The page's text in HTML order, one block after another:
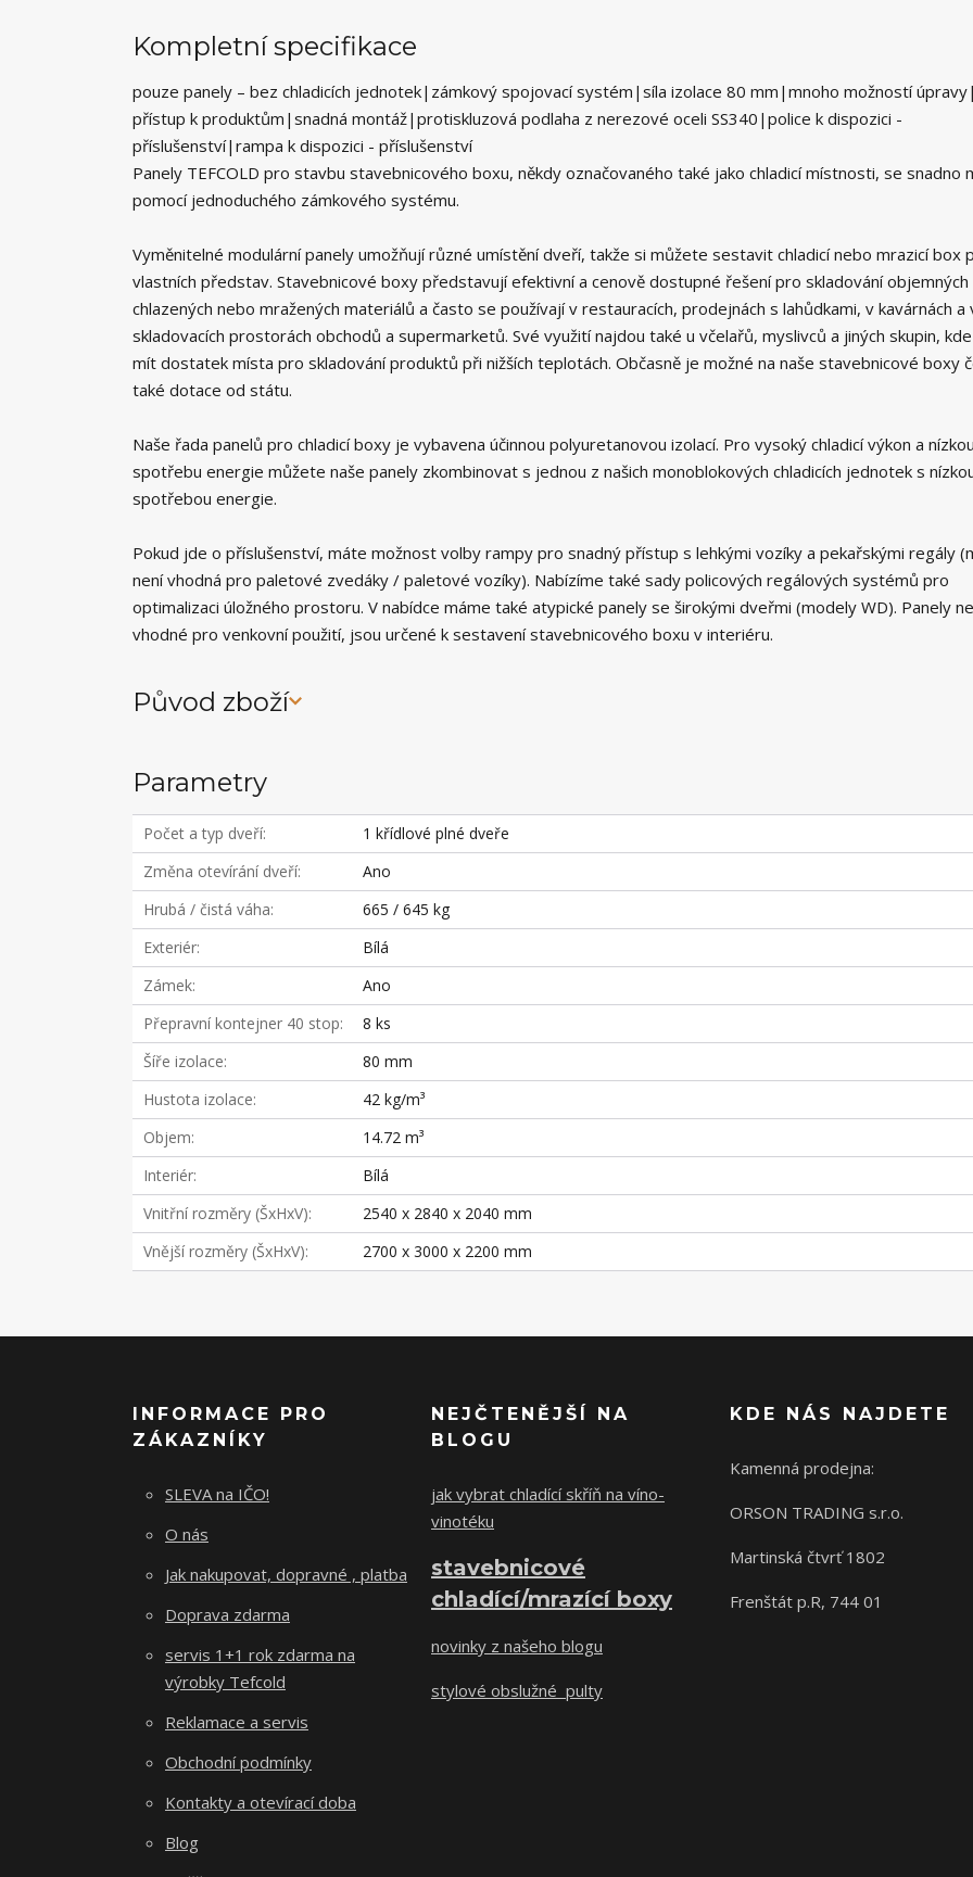
Kompletní specifikace
pouze panely – bez chladicích jednotek|zámkový spojovací systém|síla izolace 80 mm|mnoho možností
přístup k produktům|snadná montáž|protiskluzová podlaha z nerezové oceli SS340|police k dispozici -
příslušenství|rampa k dispozici - příslušenství
Panely TEFCOLD pro stavbu stavebnicového boxu, někdy označovaného také jako chladicí místnosti, se snadno
pomocí jednoduchého zámkového systému.
Vyměnitelné modulární panely umožňují různé umístění dveří, takže si můžete sestavit chladicí nebo mrazicí box
vlastních představ. Stavebnicové boxy představují efektivní a cenově dostupné řešení pro skladování objemných
chlazených nebo mražených materiálů a často se používají v restauracích, prodejnách s lahůdkami, v kavárnách a
skladovacích prostorách obchodů a supermarketů. Své využití najdou také u včelařů, myslivců a jiných skupin,
mít dostatek místa pro skladování produktů při nižších teplotách. Občasně je možné na naše stavebnicové boxy
také dotace od státu.
Naše řada panelů pro chladicí boxy je vybavena účinnou polyuretanovou izolací. Pro vysoký chladicí výkon a nízkou
spotřebu energie můžete naše panely zkombinovat s jednou z našich monoblokových chladicích jednotek s
spotřebou energie.
Pokud jde o příslušenství, máte možnost volby rampy pro snadný přístup s lehkými vozíky a pekařskými regály
není vhodná pro paletové zvedáky / paletové vozíky). Nabízíme také sady policových regálových systémů pro
optimalizaci úložného prostoru. V nabídce máme také atypické panely se širokými dveřmi (modely WD). Panely
vhodné pro venkovní použití, jsou určené k sestavení stavebnicového boxu v interiéru.
Původ zboží
Parametry
Počet a typ dveří
1 křídlové plné dveře
Změna otevírání dveří
Ano
Hrubá / čistá váha
665 / 645 kg
Exteriér
Bílá
Zámek
Ano
Přepravní kontejner 40 stop
8 ks
Šíře izolace
80 mm
Hustota izolace
42 kg/m³
Objem
14.72 m³
Interiér
Bílá
Vnitřní rozměry (ŠxHxV)
2540 x 2840 x 2040 mm
Vnější rozměry (ŠxHxV)
2700 x 3000 x 2200 mm
INFORMACE PRO
ZÁKAZNÍKY
SLEVA na IČO!
O nás
Jak nakupovat, dopravné , platba
Doprava zdarma
servis 1+1 rok zdarma na
výrobky Tefcold
Reklamace a servis
Obchodní podmínky
Kontakty a otevírací doba
Blog
NEJČTENĚJŠÍ NA
BLOGU
jak vybrat chladící skříň na víno-
vinotéku
stavebnicové
chladící/mrazící boxy
novinky z našeho blogu
stylové obslužné pulty
KDE NÁS NAJDETE
Kamenná prodejna:
ORSON TRADING s.r.o.
Martinská čtvrť 1802
Frenštát p.R, 744 01